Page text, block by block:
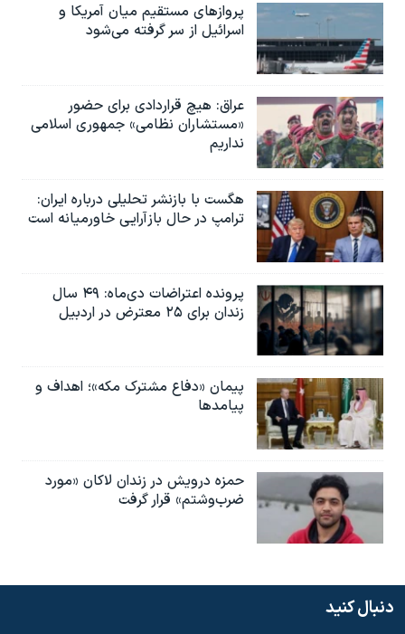
پروازهای مستقیم میان آمریکا و
اسرائیل از سر گرفته می‌شود
عراق: هیچ قراردادی برای حضور
«مستشاران نظامی» جمهوری اسلامی
نداریم
هگست با بازنشر تحلیلی درباره ایران:
ترامپ در حال بازآرایی خاورمیانه است
پرونده اعتراضات دی‌ماه: ۴۹ سال
زندان برای ۲۵ معترض در اردبیل
پیمان «دفاع مشترک مکه»؛ اهداف و
پیامدها
حمزه درویش در زندان لاکان «مورد
ضرب‌وشتم» قرار گرفت
دنبال کنید